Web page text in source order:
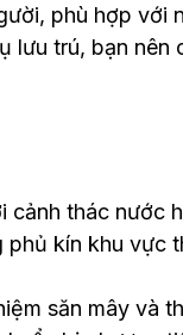
phù hợp với
lưu trú, bạn nên
thác nước
kín khu vực
săn mây và